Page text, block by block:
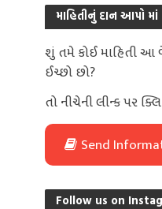
માહિતીનું દાન આપો
શું તમે કોઈ માહિતી આ
ઈચ્છો છો?
તો નીચેની લીન્ક પર
Send
Follow us on